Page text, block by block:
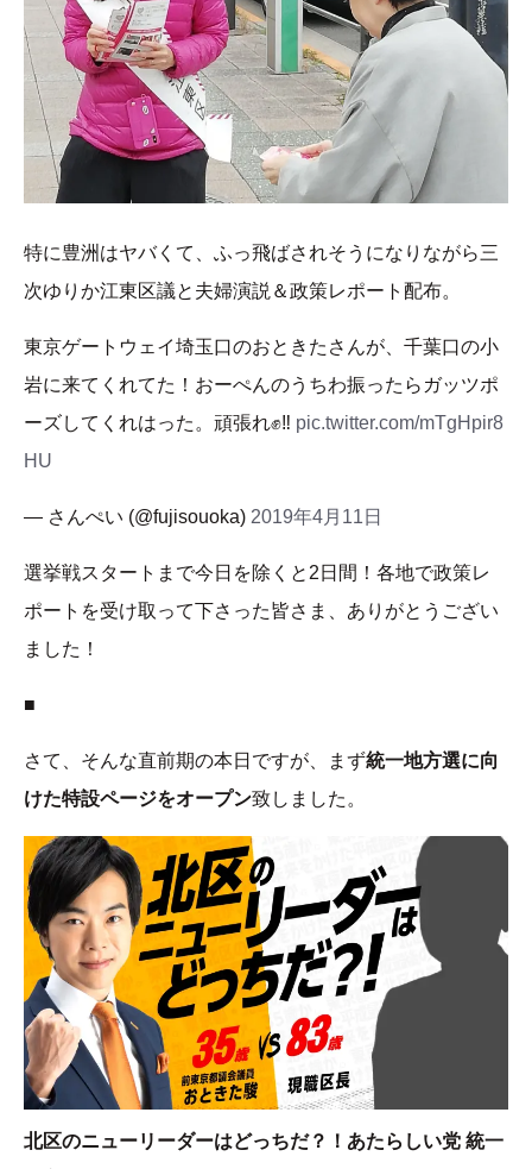
特に豊洲はヤバくて、ふっ飛ばされそうになりながら三
次ゆりか江東区議と夫婦演説＆政策レポート配布。
東京ゲートウェイ埼玉口のおときたさんが、千葉口の小
岩に来てくれてた！おーぺんのうちわ振ったらガッツポ
ーズしてくれはった。頑張れ✊‼️ pic.twitter.com/mTgHpir8
HU
— さんぺい (@fujisouoka) 2019年4月11日
選挙戦スタートまで今日を除くと2日間！各地で政策レ
ポートを受け取って下さった皆さま、ありがとうござい
ました！
■
さて、そんな直前期の本日ですが、まず統一地方選に向
けた特設ページをオープン致しました。
北区のニューリーダーはどっちだ？！あたらしい党 統一